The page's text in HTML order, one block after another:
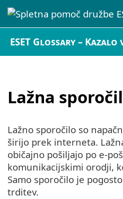
ESET Glossary – Kazalo
Lažna
Lažno sporočilo so
širijo prek interneta.
običajno pošiljajo po e-
komunikacijskimi orodji,
Samo sporočilo je
trditev.